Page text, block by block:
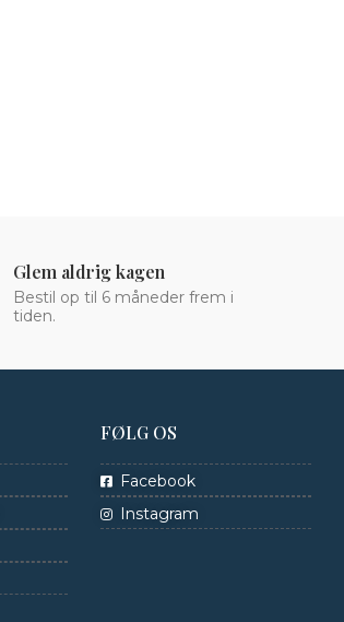
Glem aldrig kagen
Bestil op til 6 måneder frem i
tiden.
FØLG OS
Facebook
Instagram